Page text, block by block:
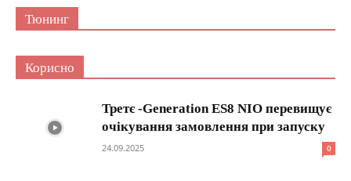
Тюнинг
Корисно
Третє -Generation ES8 NIO перевищує
очікування замовлення при запуску
24.09.2025 0